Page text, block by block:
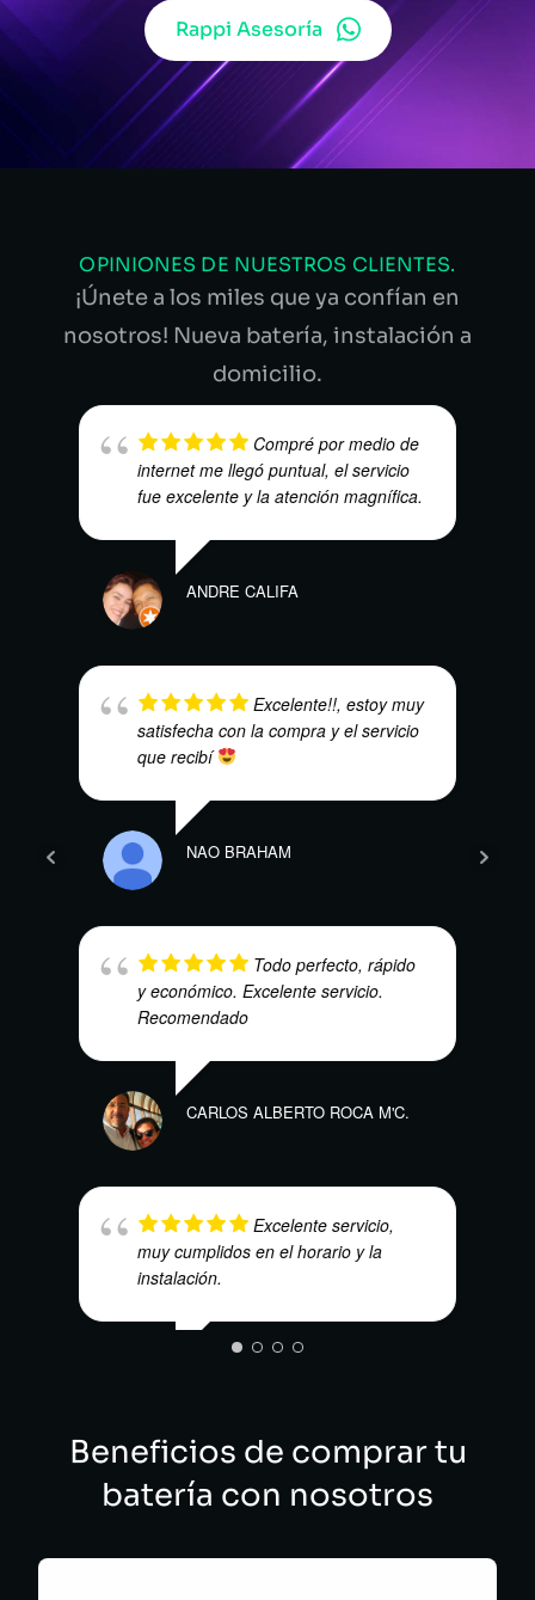
Rappi Asesoría
OPINIONES DE NUESTROS CLIENTES.
¡Únete a los miles que ya confían en
nosotros! Nueva batería, instalación a
domicilio.
Compré por medio de
internet me llegó puntual, el servicio
fue excelente y la atención magnífica.
ANDRE CALIFA
Excelente!!, estoy muy
satisfecha con la compra y el servicio
que recibí
NAO BRAHAM
Todo perfecto, rápido
y económico. Excelente servicio.
Recomendado
CARLOS ALBERTO ROCA M'C.
Excelente servicio,
muy cumplidos en el horario y la
instalación.
Beneficios de comprar tu
batería con nosotros